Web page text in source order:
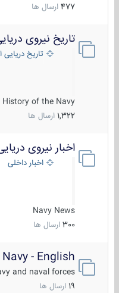
477 ارسال ها
تاریخ نیروی دریایی
تاریخ دریایی
History of the Navy
1,322 ارسال ها
اخبار نیروی دریایی
اخبار داخلی
Navy News
300 ارسال ها
Navy - English
and naval forces!
ارسال ها